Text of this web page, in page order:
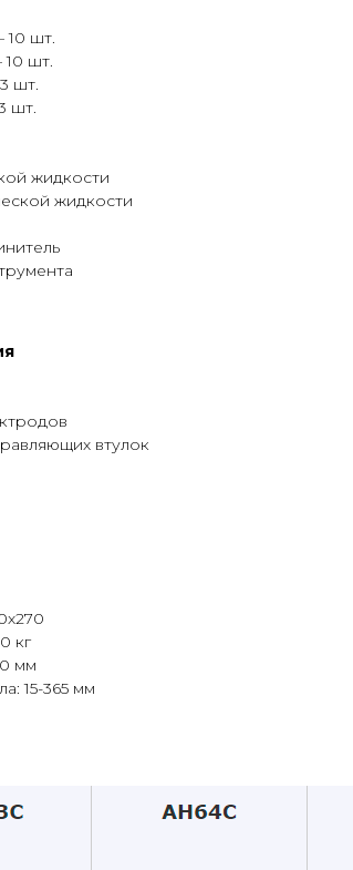
10 шт.
10 шт.
шт.
шт.
жидкости
жидкости
втулок
кг
мм
15-365 мм